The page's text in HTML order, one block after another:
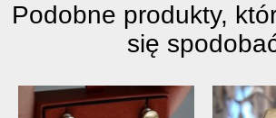
Podobne produkty,
się